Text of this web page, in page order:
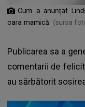
Cum a anunțat
oara mamică
(sursa
Publicarea sa a
comentarii de
au sărbătorit